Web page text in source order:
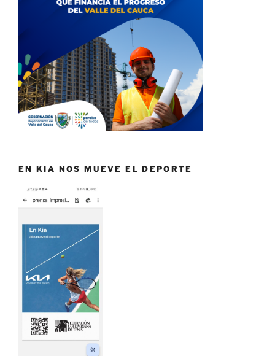
EN KIA NOS MUEVE EL DEPORTE